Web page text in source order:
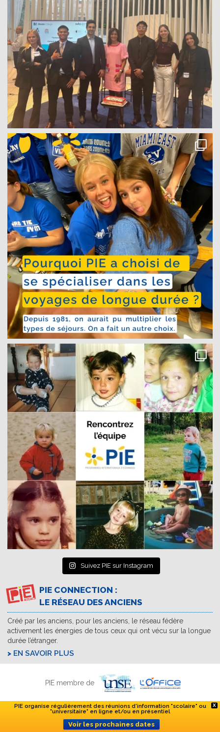
Suivez PIE sur Instagram
PIE CONNECTION :
LE RÉSEAU DES ANCIENS
Créé par les anciens, pour les anciens, le réseau fédère
activement les énergies de tous ceux qui ont vécu sur la longue
durée l’étranger.
EN SAVOIR PLUS
PIE membre de
X
PIE organise régulièrement des réunions d'information "scolaire" ou
"universitaire" en ligne et/ou en présentiel
Voir les prochaines dates